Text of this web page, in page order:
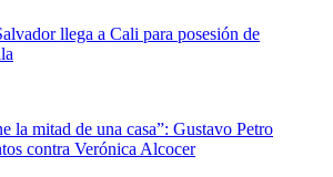
llega a Cali para posesión de
la mitad de una casa”: Gustavo Petro
contra Verónica Alcocer